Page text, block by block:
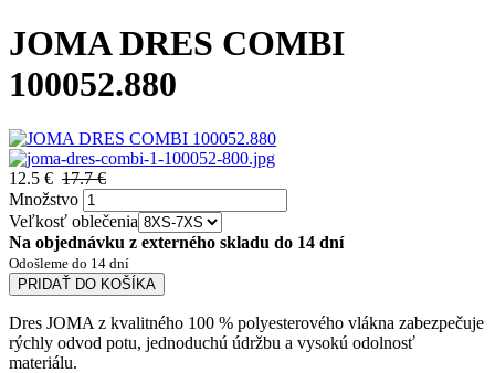
JOMA DRES COMBI
100052.880
12.5 € 17.7 €
Množstvo
Veľkosť oblečenia
Na objednávku z externého skladu do 14 dní
Odošleme do 14 dní
PRIDAŤ DO KOŠÍKA
Dres JOMA z kvalitného 100 % polyesterového vlákna zabezpečuje
rýchly odvod potu, jednoduchú údržbu a vysokú odolnosť
materiálu.